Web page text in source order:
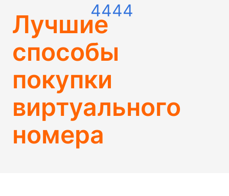
4444
Лучшие
способы
покупки
виртуального
номера